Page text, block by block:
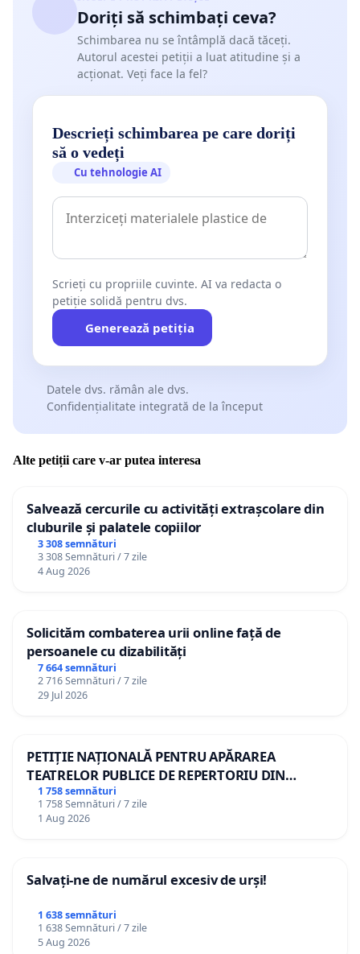
Doriți să schimbați ceva?
Schimbarea nu se întâmplă dacă tăceți.
Autorul acestei petiții a luat atitudine și a
acționat. Veți face la fel?
Descrieți schimbarea pe care doriți
să o vedeți
Cu tehnologie AI
Scrieți cu propriile cuvinte. AI va redacta o
petiție solidă pentru dvs.
Generează petiția
Datele dvs. rămân ale dvs.
Confidențialitate integrată de la început
Alte petiții care v-ar putea interesa
Salvează cercurile cu activități extrașcolare din
cluburile și palatele copiilor
3 308 semnături
3 308 Semnături / 7 zile
4 Aug 2026
Solicităm combaterea urii online față de
persoanele cu dizabilități
7 664 semnături
2 716 Semnături / 7 zile
29 Jul 2026
PETIȚIE NAȚIONALĂ PENTRU APĂRAREA
TEATRELOR PUBLICE DE REPERTORIU DIN
ROMÂNIA
1 758 semnături
1 758 Semnături / 7 zile
1 Aug 2026
Salvați-ne de numărul excesiv de urși!
1 638 semnături
1 638 Semnături / 7 zile
5 Aug 2026